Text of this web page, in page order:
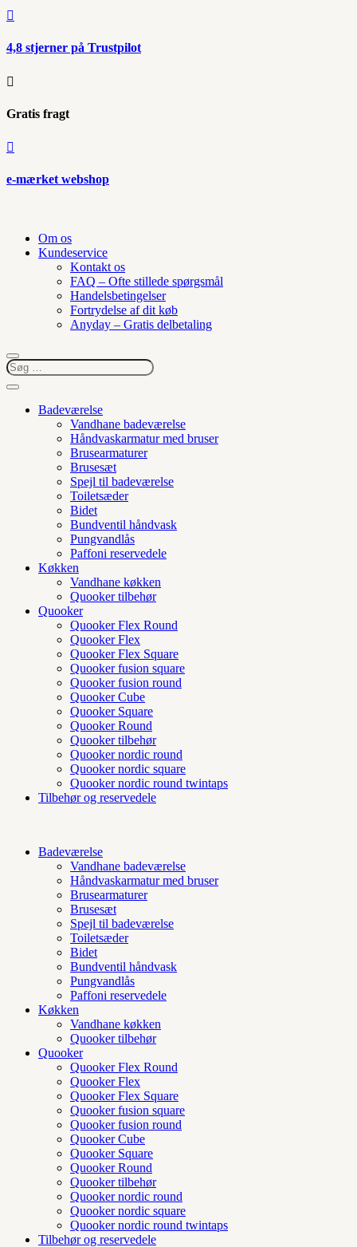

4,8 stjerner på Trustpilot

Gratis fragt

e-mærket webshop
Om os
Kundeservice
Kontakt os
FAQ – Ofte stillede spørgsmål
Handelsbetingelser
Fortrydelse af dit køb
Anyday – Gratis delbetaling
Badeværelse
Vandhane badeværelse
Håndvaskarmatur med bruser
Brusearmaturer
Brusesæt
Spejl til badeværelse
Toiletsæder
Bidet
Bundventil håndvask
Pungvandlås
Paffoni reservedele
Køkken
Vandhane køkken
Quooker tilbehør
Quooker
Quooker Flex Round
Quooker Flex
Quooker Flex Square
Quooker fusion square
Quooker fusion round
Quooker Cube
Quooker Square
Quooker Round
Quooker tilbehør
Quooker nordic round
Quooker nordic square
Quooker nordic round twintaps
Tilbehør og reservedele
Badeværelse
Vandhane badeværelse
Håndvaskarmatur med bruser
Brusearmaturer
Brusesæt
Spejl til badeværelse
Toiletsæder
Bidet
Bundventil håndvask
Pungvandlås
Paffoni reservedele
Køkken
Vandhane køkken
Quooker tilbehør
Quooker
Quooker Flex Round
Quooker Flex
Quooker Flex Square
Quooker fusion square
Quooker fusion round
Quooker Cube
Quooker Square
Quooker Round
Quooker tilbehør
Quooker nordic round
Quooker nordic square
Quooker nordic round twintaps
Tilbehør og reservedele